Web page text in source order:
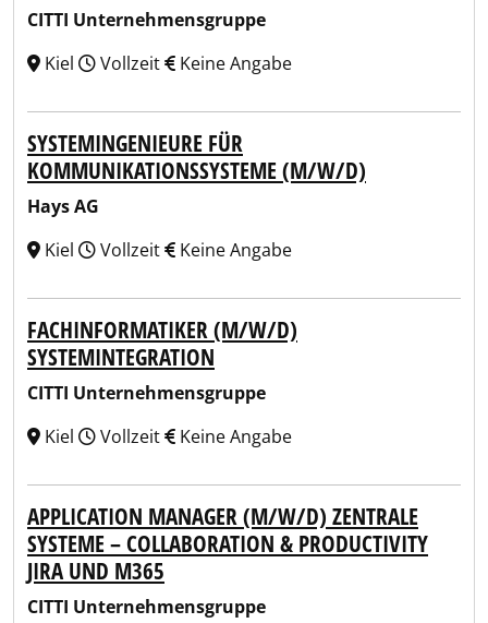
CITTI Unternehmensgruppe
Kiel
Vollzeit Keine Angabe
SYSTEMINGENIEURE FÜR
KOMMUNIKATIONSSYSTEME (M/W/D)
Hays AG
Kiel
Vollzeit Keine Angabe
FACHINFORMATIKER (M/W/D)
SYSTEMINTEGRATION
CITTI Unternehmensgruppe
Kiel
Vollzeit Keine Angabe
APPLICATION MANAGER (M/W/D) ZENTRALE
SYSTEME – COLLABORATION & PRODUCTIVITY
JIRA UND M365
CITTI Unternehmensgruppe